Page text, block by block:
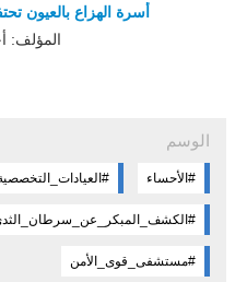
أسرة الهزاع بالعيون
المؤلف:
الوسم
#مستشفى_قوى_الأمن